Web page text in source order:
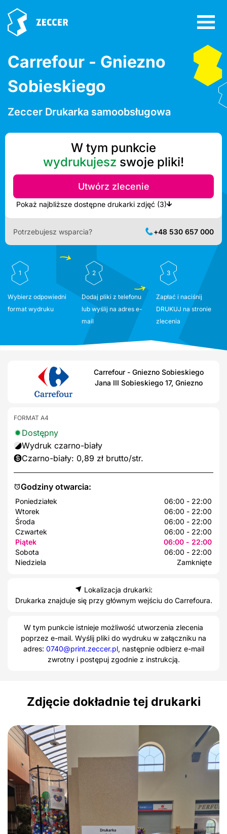
Carrefour - Gniezno
Sobieskiego
Zeccer Drukarka samoobsługowa
W tym punkcie
wydrukujesz swoje pliki!
Utwórz zlecenie
Pokaż najbliższe dostępne drukarki zdjęć (3)
Potrzebujesz wsparcia? +48 530 657 000
1
Wybierz odpowiedni
format wydruku
2
Dodaj pliki z telefonu
lub wyślij na adres e-
mail
3
Zapłać i naciśnij
DRUKUJ na stronie
zlecenia
Carrefour - Gniezno Sobieskiego
Jana III Sobieskiego 17, Gniezno
Godziny otwarcia:
Poniedziałek
06:00 - 22:00
Wtorek
06:00 - 22:00
Środa
06:00 - 22:00
Czwartek
06:00 - 22:00
Piątek
06:00 - 22:00
Sobota
06:00 - 22:00
Niedziela
Zamknięte
FORMAT A4
Dostępny
Wydruk czarno-biały
Czarno-biały: 0,89 zł brutto/str.
Lokalizacja drukarki:
Drukarka znajduje się przy głównym wejściu do Carrefoura.
W tym punkcie istnieje możliwość utworzenia zlecenia
poprzez e-mail. Wyślij pliki do wydruku w załączniku na
adres: 0740@print.zeccer.pl, następnie odbierz e-mail
zwrotny i postępuj zgodnie z instrukcją.
Zdjęcie dokładnie tej drukarki